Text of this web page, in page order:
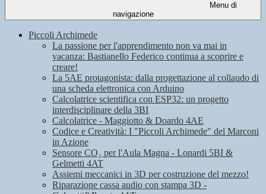
Menu di
navigazione
Piccoli Archimede
La passione per l'apprendimento non va mai in
vacanza: Bastianello Federico continua a scoprire e
creare!
La 5AE protagonista: dalla progettazione al collaudo di
una scheda elettronica con Arduino
Calcolatrice scientifica con ESP32: un progetto
interdisciplinare della 3BI
Calcolatrice - Maggiotto & Doardo 4AE
Codice e Creatività: I "Piccoli Archimede" del Marconi
in Azione
Sensore CO₂ per l'Aula Magna - Lonardi 5BI &
Gelmetti 4AT
Assiemi meccanici in 3D per costruzione del mezzo!
Riparazione cassa audio con stampa 3D -